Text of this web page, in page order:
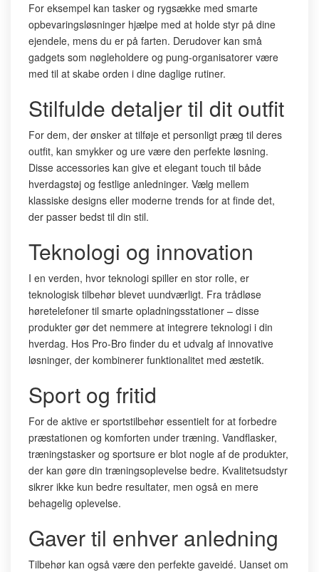
For eksempel kan tasker og rygsække med smarte
opbevaringsløsninger hjælpe med at holde styr på dine
ejendele, mens du er på farten. Derudover kan små
gadgets som nøgleholdere og pung-organisatorer være
med til at skabe orden i dine daglige rutiner.
Stilfulde detaljer til dit outfit
For dem, der ønsker at tilføje et personligt præg til deres
outfit, kan smykker og ure være den perfekte løsning.
Disse accessories kan give et elegant touch til både
hverdagstøj og festlige anledninger. Vælg mellem
klassiske designs eller moderne trends for at finde det,
der passer bedst til din stil.
Teknologi og innovation
I en verden, hvor teknologi spiller en stor rolle, er
teknologisk tilbehør blevet uundværligt. Fra trådløse
høretelefoner til smarte opladningsstationer – disse
produkter gør det nemmere at integrere teknologi i din
hverdag. Hos Pro-Bro finder du et udvalg af innovative
løsninger, der kombinerer funktionalitet med æstetik.
Sport og fritid
For de aktive er sportstilbehør essentielt for at forbedre
præstationen og komforten under træning. Vandflasker,
træningstasker og sportsure er blot nogle af de produkter,
der kan gøre din træningsoplevelse bedre. Kvalitetsudstyr
sikrer ikke kun bedre resultater, men også en mere
behagelig oplevelse.
Gaver til enhver anledning
Tilbehør kan også være den perfekte gaveidé. Uanset om